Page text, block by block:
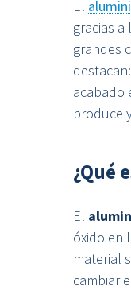
El
gracias
grandes
acabado
produce
¿Qué
El
óxido en
material
cambiar